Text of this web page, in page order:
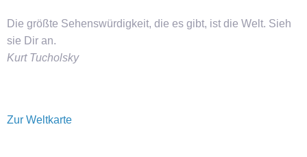
Die größte Sehenswürdigkeit, die es gibt, ist die Welt. Sieh
sie Dir an.
Kurt Tucholsky
Zur Weltkarte